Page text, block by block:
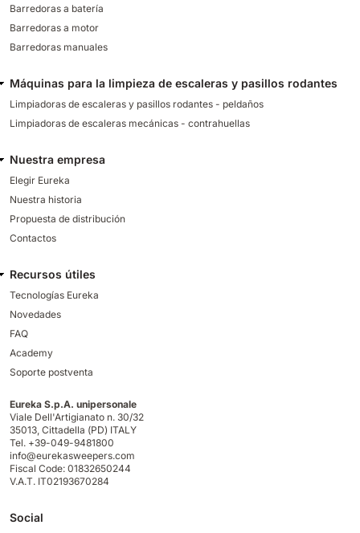
Barredoras a batería
Barredoras a motor
Barredoras manuales
Máquinas para la limpieza de escaleras y pasillos rodantes
Limpiadoras de escaleras y pasillos rodantes - peldaños
Limpiadoras de escaleras mecánicas - contrahuellas
Nuestra empresa
Elegir Eureka
Nuestra historia
Propuesta de distribución
Contactos
Recursos útiles
Tecnologías Eureka
Novedades
FAQ
Academy
Soporte postventa
Eureka S.p.A. unipersonale
Viale Dell'Artigianato n. 30/32
35013, Cittadella (PD) ITALY
Tel. +39-049-9481800
info@eurekasweepers.com
Fiscal Code: 01832650244
V.A.T. IT02193670284
Social